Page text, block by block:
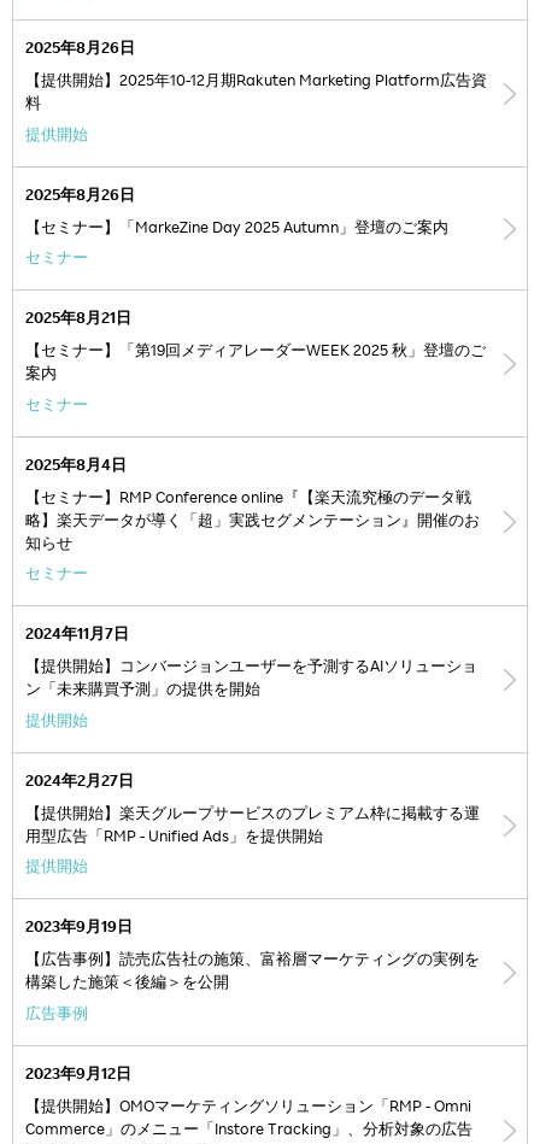
2025年8月26日
【提供開始】2025年10-12月期Rakuten Marketing Platform広告資
料
提供開始
2025年8月26日
【セミナー】「MarkeZine Day 2025 Autumn」登壇のご案内
セミナー
2025年8月21日
【セミナー】「第19回メディアレーダーWEEK 2025 秋」登壇のご
案内
セミナー
2025年8月4日
【セミナー】RMP Conference online『【楽天流究極のデータ戦
略】楽天データが導く「超」実践セグメンテーション』開催のお
知らせ
セミナー
2024年11月7日
【提供開始】コンバージョンユーザーを予測するAIソリューショ
ン「未来購買予測」の提供を開始
提供開始
2024年2月27日
【提供開始】楽天グループサービスのプレミアム枠に掲載する運
用型広告「RMP - Unified Ads」を提供開始
提供開始
2023年9月19日
【広告事例】読売広告社の施策、富裕層マーケティングの実例を
構築した施策＜後編＞を公開
広告事例
2023年9月12日
【提供開始】OMOマーケティングソリューション「RMP - Omni
Commerce」のメニュー「Instore Tracking」、分析対象の広告